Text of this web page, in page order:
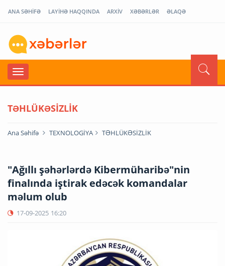
ANA SƏHİFƏ LAYİHƏ HAQQINDA ARXİV XƏBƏRLƏR ƏLAQƏ
TƏHLÜKƏSİZLİK
Ana Səhifə TEXNOLOGİYA TƏHLÜKƏSİZLİK
"Ağıllı şəhərlərdə Kibermüharibə"nin
finalında iştirak edəcək komandalar
məlum olub
17-09-2025 16:20